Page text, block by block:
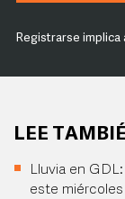
Registrarse implica
LEE
Lluvia en
este miércoles